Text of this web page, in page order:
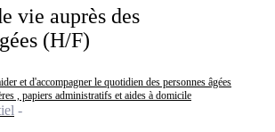
vie auprès des
(H/F)
et d'accompagner le quotidien des personnes âgées
, papiers administratifs et aides à domicile